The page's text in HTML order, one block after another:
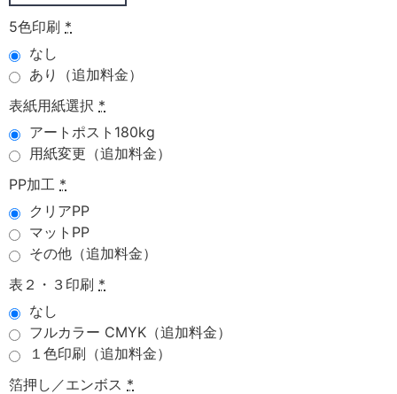
5色印刷 *
なし
あり（追加料金）
表紙用紙選択 *
アートポスト180kg
用紙変更（追加料金）
PP加工 *
クリアPP
マットPP
その他（追加料金）
表２・３印刷 *
なし
フルカラー CMYK（追加料金）
１色印刷（追加料金）
箔押し／エンボス *